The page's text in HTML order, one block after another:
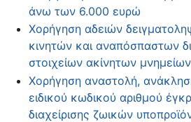
άνω των 6.000 ευρώ
Χορήγηση αδειών
κινητών και αναπόσπαστων
στοιχείων ακίνητων μνημείων
Χορήγηση αναστολή,
ειδικού κωδικού αριθμού
διαχείρισης ζωικών